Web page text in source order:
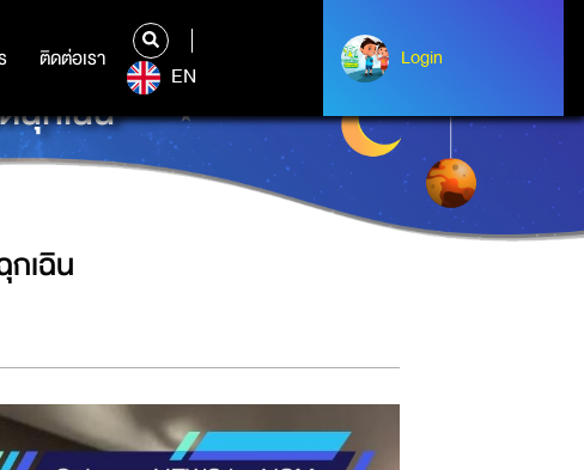
ติดต่อเรา
ติดต่อเรา
EN
Login
Login
ฉุกเฉิน
เฉิน